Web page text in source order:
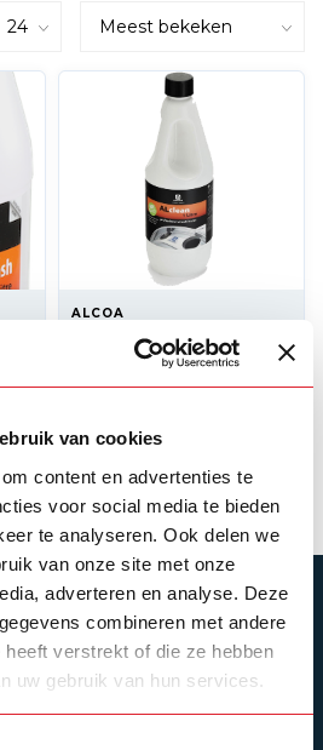
van cookies
content en advertenties te
voor social media te bieden
te analyseren. Ook delen we
van onze site met onze
adverteren en analyse. Deze
combineren met andere
verstrekt of die ze hebben
uw gebruik van hun services.
ALCOA
Alclean wielreiniger
Product bekijken
ONZE NIEUWSBRIEF
onze laatste acties